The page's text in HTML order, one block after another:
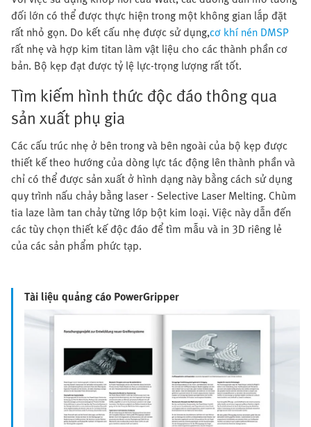
đối lớn có thể được thực hiện trong một không gian lắp đặt
rất nhỏ gọn. Do kết cấu nhẹ được sử dụng,cơ khí nén DMSP
rất nhẹ và hợp kim titan làm vật liệu cho các thành phần cơ
bản. Bộ kẹp đạt được tỷ lệ lực-trọng lượng rất tốt.
Tìm kiếm hình thức độc đáo thông qua
sản xuất phụ gia
Các cấu trúc nhẹ ở bên trong và bên ngoài của bộ kẹp được
thiết kế theo hướng của dòng lực tác động lên thành phần và
chỉ có thể được sản xuất ở hình dạng này bằng cách sử dụng
quy trình nấu chảy bằng laser - Selective Laser Melting. Chùm
tia laze làm tan chảy từng lớp bột kim loại. Việc này dẫn đến
các tùy chọn thiết kế độc đáo để tìm mẫu và in 3D riêng lẻ
của các sản phẩm phức tạp.
Tài liệu quảng cáo PowerGripper